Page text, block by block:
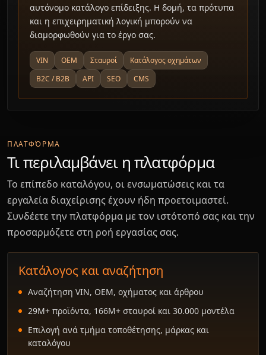
αυτόνομο κατάλογο επίδειξης. Η δομή, τα πρότυπα
και η επιχειρηματική λογική μπορούν να
διαμορφωθούν για το έργο σας.
VIN OEM Σταυροί
Κατάλογος οχημάτων
B2C / B2B
API SEO CMS
ΠΛΑΤΦΌΡΜΑ
Τι περιλαμβάνει η πλατφόρμα
Το επίπεδο καταλόγου, οι ενσωματώσεις και τα
εργαλεία διαχείρισης έχουν ήδη προετοιμαστεί.
Συνδέετε την πλατφόρμα με τον ιστότοπό σας και την
προσαρμόζετε στη ροή εργασίας σας.
Κατάλογος και αναζήτηση
Αναζήτηση VIN, OEM, οχήματος και άρθρου
29M+ προϊόντα, 166M+ σταυροί και 30.000 μοντέλα
Επιλογή ανά τμήμα τοποθέτησης, μάρκας και
καταλόγου